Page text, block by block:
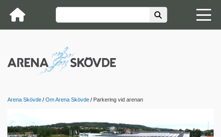
Arena Skövde Om Arena Skövde Parkering vid arenan